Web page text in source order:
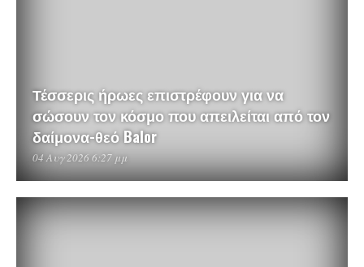
Τέσσερις ήρωες επιστρέφουν για να
σώσουν τον κόσμο που απειλείται από τον
δαίμονα-θεό Balor
04 Αυγ 2026 6:27 μμ